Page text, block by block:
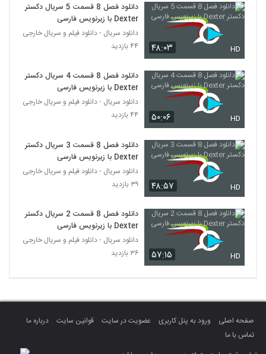
۴۸:۰۳ HD
دانلود فصل 8 قسمت 5 سریال دکستر
Dexter با زیرنویس فارسی
دانلود سریال - دانلود فیلم و سریال خارجی
۴۴ بازدید
۵۰:۰۶ HD
دانلود فصل 8 قسمت 4 سریال دکستر
Dexter با زیرنویس فارسی
دانلود سریال - دانلود فیلم و سریال خارجی
۴۴ بازدید
۴۸:۵۷ HD
دانلود فصل 8 قسمت 3 سریال دکستر
Dexter با زیرنویس فارسی
دانلود سریال - دانلود فیلم و سریال خارجی
۳۹ بازدید
۵۷:۱۵ HD
دانلود فصل 8 قسمت 2 سریال دکستر
Dexter با زیرنویس فارسی
دانلود سریال - دانلود فیلم و سریال خارجی
۳۶ بازدید
صفحه اصلی ورود به پنل کاربری عضویت در سایت قوانین سایت
درباره ما
تماس با ما